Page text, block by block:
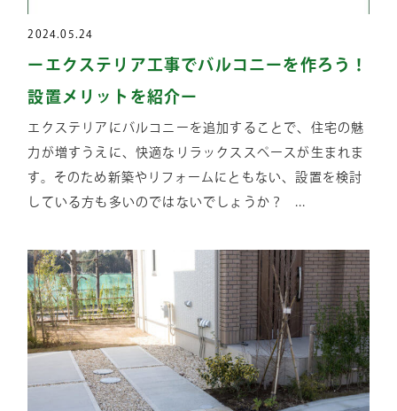
2024.05.24
ーエクステリア工事でバルコニーを作ろう！
設置メリットを紹介ー
エクステリアにバルコニーを追加することで、住宅の魅
力が増すうえに、快適なリラックススペースが生まれま
す。そのため新築やリフォームにともない、設置を検討
している方も多いのではないでしょうか？ ...